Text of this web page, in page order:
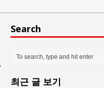
Search
최근 글 보기